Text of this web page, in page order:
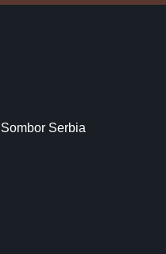
Serbia